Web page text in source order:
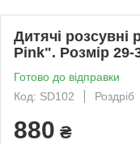
Дитячі розсувні
Pink". Розмір 29-
Готово до відправки
Код: SD102
Роздріб
880 ₴